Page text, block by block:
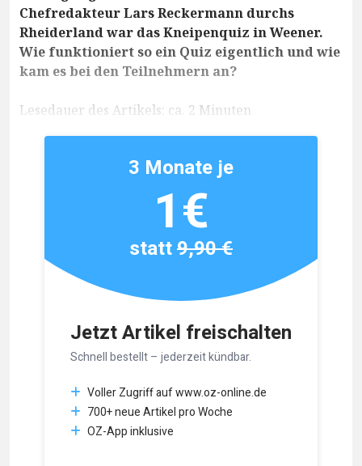
Chefredakteur Lars Reckermann durchs
Rheiderland war das Kneipenquiz in Weener.
Wie funktioniert so ein Quiz eigentlich und wie
kam es bei den Teilnehmern an?
Lesedauer des Artikels: ca. 2 Minuten
Jetzt Artikel freischalten
Schnell bestellt – jederzeit kündbar.
Voller Zugriff auf www.oz-online.de
700+ neue Artikel pro Woche
OZ-App inklusive
3 Monate je
1€
statt9,90 €